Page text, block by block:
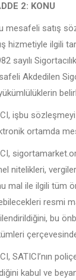
2: KONU
mesafeli satış
hizmetiyle ilgili
sayılı
Akdedilen
işbu
ortamda
nitelikleri,
mal ile ilgili tüm ön
resmi
bu
SATICI’nın
kabul ve